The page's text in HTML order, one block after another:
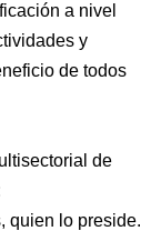
a nivel
y
de todos
de
quien lo preside.